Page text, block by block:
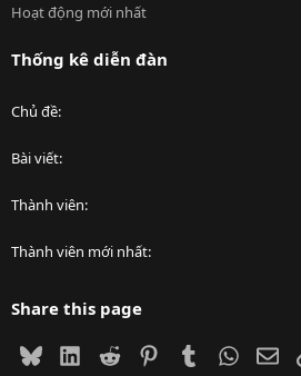
Hoạt động mới nhất
Thống kê diễn đàn
Chủ đề
Bài viết
Thành viên
Thành viên mới nhất
Share this page
BlueskyLinkedIn
Reddit PinterestTumblr